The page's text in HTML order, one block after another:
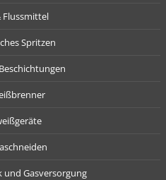
Flussmittel
Spritzen
Gasversorgung